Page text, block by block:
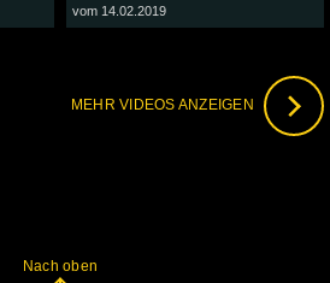
vom 14.02.2019
MEHR VIDEOS ANZEIGEN
Nach oben